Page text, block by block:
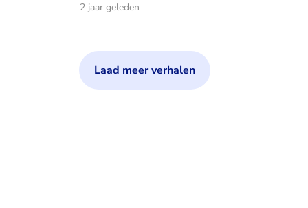
2 jaar geleden
Laad meer verhalen